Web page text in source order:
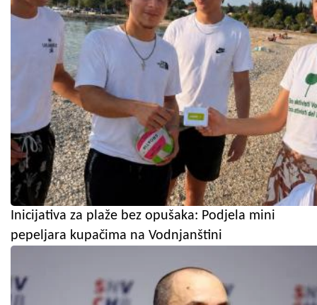
Inicijativa za plaže bez opušaka: Podjela mini
pepeljara kupačima na Vodnjanštini